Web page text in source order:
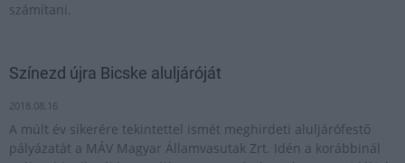
számítani.
Színezd újra Bicske aluljáróját
2018.08.16
A múlt év sikerére tekintettel ismét meghirdeti aluljárófestő
pályázatát a MÁV Magyar Államvasutak Zrt. Idén a korábbinál